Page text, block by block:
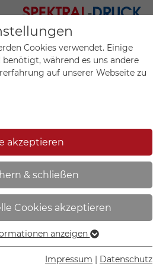
Mo.-Fr. 09:00-17:00
+49 (0)711 55 75 25
Hilfe in der
Cookies verwendet. Einige
während es uns andere
auf unserer Webseite zu
akzeptieren
& schließen
Cookies akzeptieren
für grundlegende Funktionen
anzeigen
Impressum Datenschutz